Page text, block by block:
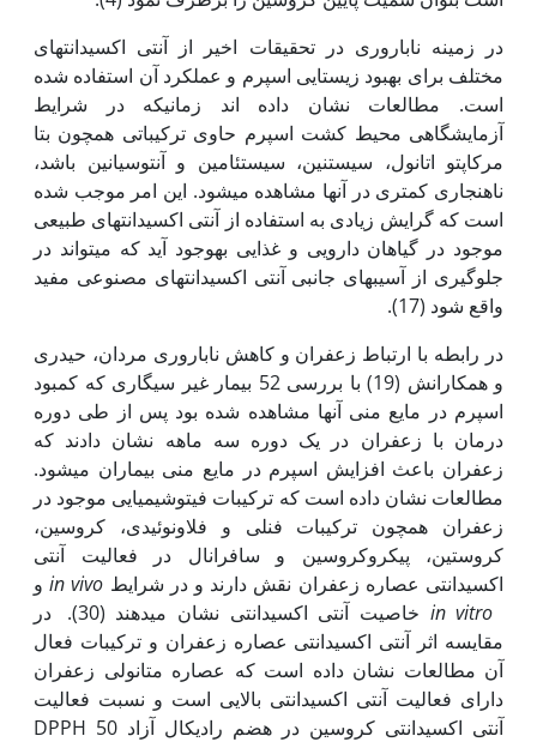
در زمینه ناباروری در تحقیقات اخیر از آنتی اکسیدانت‏های
مختلف برای بهبود زیستایی اسپرم و عملکرد آن استفاده شده
است. مطالعات نشان داده اند زمانی‏که در شرایط
آزمایشگاهی محیط کشت اسپرم حاوی ترکیباتی همچون بتا
مرکاپتو اتانول، سیستنین، سیستئامین و آنتوسیانین باشد،
ناهنجاری کمتری در آن‏ها مشاهده می‏شود. این امر موجب شده
است که گرایش زیادی به استفاده از آنتی اکسیدانت‏های طبیعی
موجود در گیاهان دارویی و غذایی به‏وجود آید که می‏تواند در
جلوگیری از آسیب‏های جانبی آنتی اکسیدانت‏های مصنوعی مفید
واقع شود (17).
در رابطه با ارتباط زعفران و کاهش ناباروری مردان، حیدری
و همکارانش (19) با بررسی 52 بیمار غیر سیگاری که کمبود
اسپرم در مایع منی آن‏ها مشاهده شده بود پس از طی دوره
درمان با زعفران در یک دوره سه ماهه نشان دادند که
زعفران باعث افزایش اسپرم در مایع منی بیماران می‏شود.
مطالعات نشان داده است که ترکیبات فیتوشیمیایی موجود در
زعفران همچون ترکیبات فنلی و فلاونوئیدی، کروسین،
کروستین، پیکروکروسین و سافرانال در فعالیت آنتی
اکسیدانتی عصاره زعفران نقش دارند و در شرایط in vivoو
in vitro
خاصیت آنتی اکسیدانتی نشان می‏دهند (30). در
مقایسه اثر آنتی اکسیدانتی عصاره زعفران و ترکیبات فعال
آن مطالعات نشان داده است که عصاره متانولی زعفران
دارای فعالیت آنتی اکسیدانتی بالایی است و نسبت فعالیت
آنتی اکسیدانتی کروسین در هضم رادیکال آزاد DPPH 50